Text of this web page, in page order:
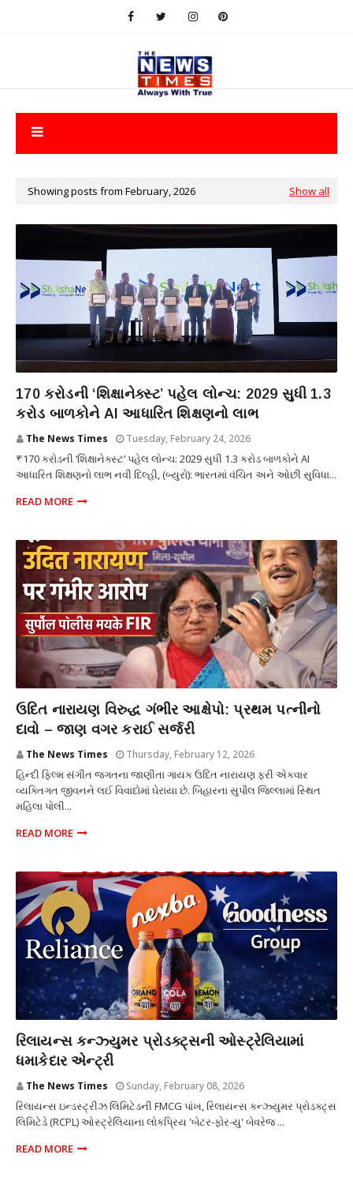
Showing posts from February, 2026 Show all
₹170 કરોડની ‘શિક્ષાનેક્સ્ટ’ પહેલ લોન્ચ: 2029 સુધી 1.3
કરોડ બાળકોને AI આધારિત શિક્ષણનો લાભ
The News Times Tuesday, February 24, 2026
₹170 કરોડની ‘શિક્ષાનેક્સ્ટ’ પહેલ લોન્ચ: 2029 સુધી 1.3 કરોડ બાળકોને AI
આધારિત શિક્ષણનો લાભ નવી દિલ્હી, (બ્યુરો): ભારતમાં વંચિત અને ઓછી સુવિધા...
READ MORE
ઉદિત નારાયણ વિરુદ્ધ ગંભીર આક્ષેપો: પ્રથમ પત્નીનો
દાવો – જાણ વગર કરાઈ સર્જરી
The News Times Thursday, February 12, 2026
હિન્દી ફિલ્મ સંગીત જગતના જાણીતા ગાયક ઉદિત નારાયણ ફરી એકવાર
વ્યક્તિગત જીવનને લઈ વિવાદોમાં ઘેરાયા છે. બિહારના સુપૌલ જિલ્લામાં સ્થિત
મહિલા પોલી...
READ MORE
રિલાયન્સ કન્ઝ્યુમર પ્રોડક્ટ્સની ઓસ્ટ્રેલિયામાં
ધમાકેદાર એન્ટ્રી
The News Times Sunday, February 08, 2026
રિલાયન્સ ઇન્ડસ્ટ્રીઝ લિમિટેડની FMCG પાંખ, રિલાયન્સ કન્ઝ્યુમર પ્રોડક્ટ્સ
લિમિટેડે (RCPL) ઓસ્ટ્રેલિયાના લોકપ્રિય 'બેટર-ફોર-યુ' બેવરેજ ...
READ MORE